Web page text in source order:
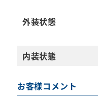
外装状態
内装状態
お客様コメント